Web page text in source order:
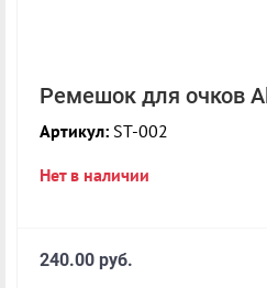
Ремешок для очков
Артикул: ST-002
Нет в наличии
240.00 руб.